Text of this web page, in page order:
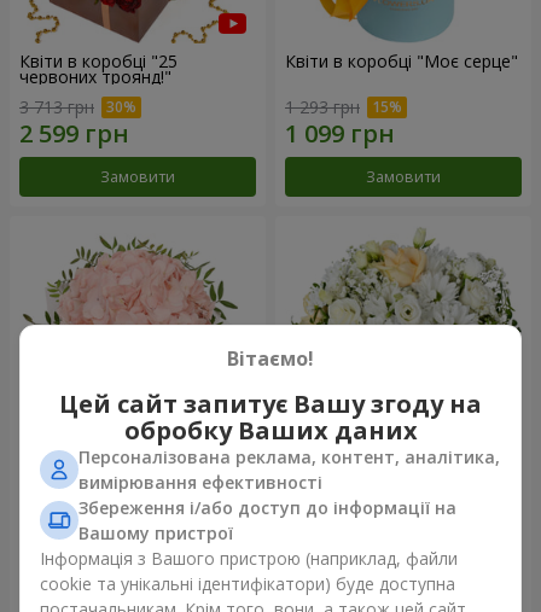
Квіти в коробці "25
червоних троянд!"
3 713 грн
Замовити
Квіти в коробці "Моє серце"
1 293 грн
Замовити
Квіти в коробці "Рожевий
опал"
1 370 грн
Замовити
Квіти у коробці "Білий шовк"
Замовити
Вітаємо!
Цей сайт запитує Вашу згоду на
обробку Ваших даних
Персоналізована реклама, контент, аналітика,
вимірювання ефективності
Збереження і/або доступ до інформації на
Вашому пристрої
Інформація з Вашого пристрою (наприклад, файли
cookie та унікальні ідентифікатори) буде доступна